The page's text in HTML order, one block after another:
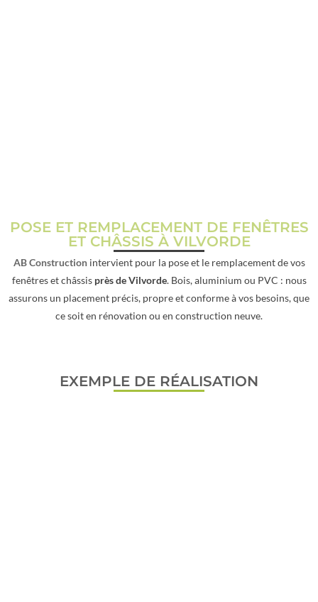
POSE ET REMPLACEMENT DE FENÊTRES
ET CHÂSSIS À VILVORDE
AB Constructionintervient pour la pose et le remplacement de vos
fenêtres et châssis près de Vilvorde. Bois, aluminium ou PVC : nous
assurons un placement précis, propre et conforme à vos besoins, que
ce soit en rénovation ou en construction neuve.
EXEMPLE DE RÉALISATION